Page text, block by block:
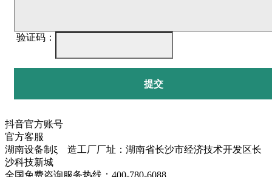
验证码：
提交
抖音官方账号
官方客服
湖南设备制ξ 造工厂厂址：湖南省长沙市经济技术开发区长
沙科技新城
全国免费咨询服务热线：400-780-6088